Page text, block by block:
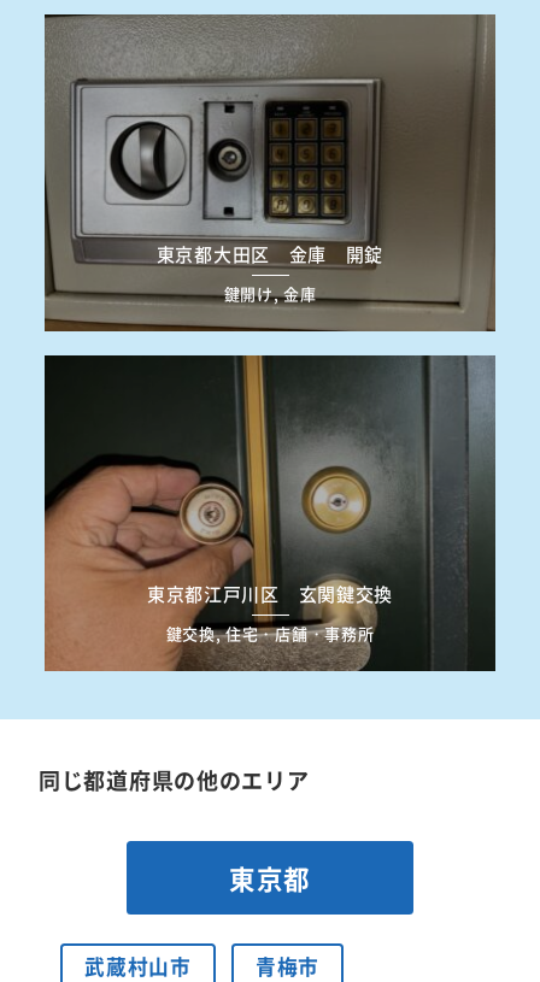
東京都大田区 金庫 開錠
鍵開け, 金庫
東京都江戸川区 玄関鍵交換
鍵交換, 住宅・店舗・事務所
同じ都道府県の他のエリア
東京都
武蔵村山市 青梅市